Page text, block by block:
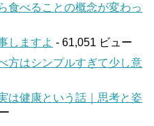
食べることの概念が変わっ
しますよ - 61,051 ビュー
方はシンプルすぎて少し意
は健康という話｜思考と姿